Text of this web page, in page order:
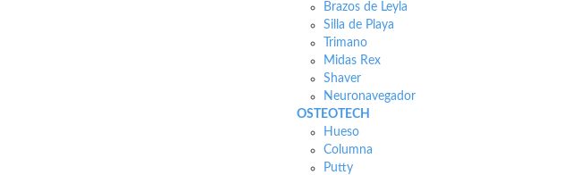
Brazos de Leyla
Silla de Playa
Trimano
Midas Rex
Shaver
Neuronavegador
OSTEOTECH
Hueso
Columna
Putty